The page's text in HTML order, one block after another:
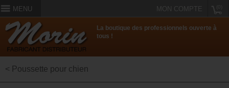
MENU MON COMPTE
La boutique des professionnels ouverte à
tous !
< Poussette pour chien